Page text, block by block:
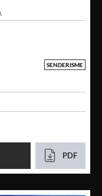
SENDERISME
PDF